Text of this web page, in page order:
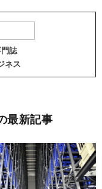
誌
ネス
最新記事